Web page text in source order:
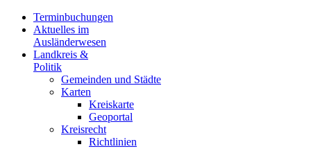
Terminbuchungen
Aktuelles im
Ausländerwesen
Landkreis &
Politik
Gemeinden und Städte
Karten
Kreiskarte
Geoportal
Kreisrecht
Richtlinien